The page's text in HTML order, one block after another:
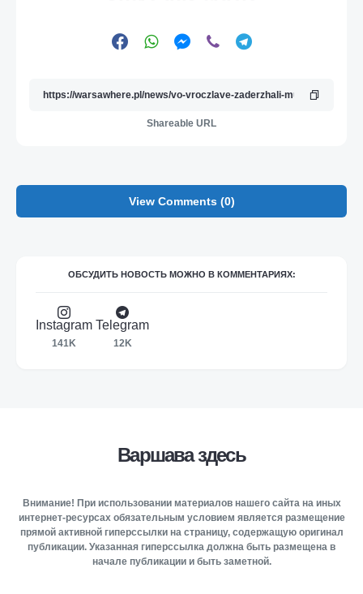
Shareable URL
View Comments (0)
ОБСУДИТЬ НОВОСТЬ МОЖНО В КОММЕНТАРИЯХ:
Instagram
141K
Telegram
12K
Варшава здесь
Внимание! При использовании материалов нашего сайта на иных
интернет-ресурсах обязательным условием является размещение
прямой активной гиперссылки на страницу, содержащую оригинал
публикации. Указанная гиперссылка должна быть размещена в
начале публикации и быть заметной.